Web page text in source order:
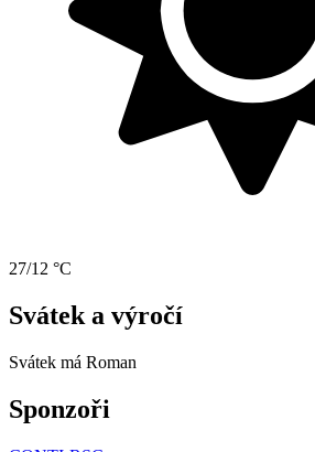
27/12 °C
Svátek a výročí
Svátek má Roman
Sponzoři